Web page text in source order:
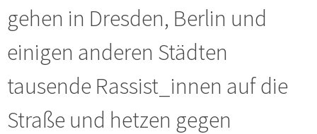
gehen in Dresden, Berlin und
einigen anderen Städten
tausende Rassist_innen auf die
Straße und hetzen gegen